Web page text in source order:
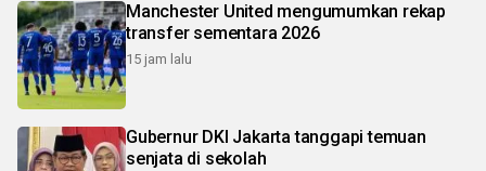
Manchester United mengumumkan rekap
transfer sementara 2026
15 jam lalu
Gubernur DKI Jakarta tanggapi temuan
senjata di sekolah